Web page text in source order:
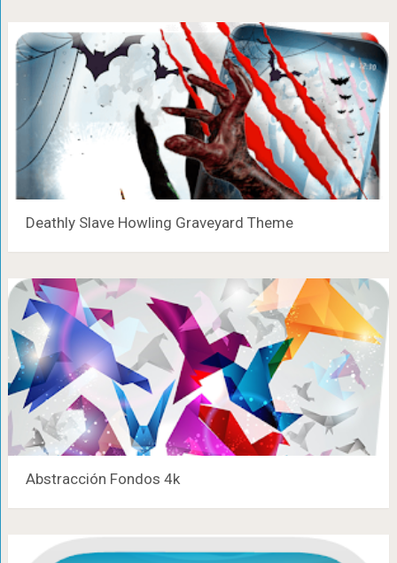
Deathly Slave Howling Graveyard Theme
Abstracción Fondos 4k